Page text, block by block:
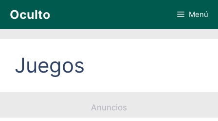
contenido
Oculto Menú
Juegos
Anuncios